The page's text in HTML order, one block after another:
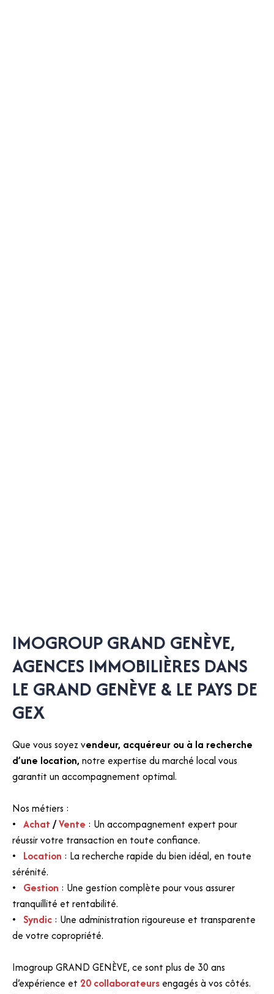
IMOGROUP GRAND GENÈVE,
AGENCES IMMOBILIÈRES DANS
LE GRAND GENÈVE & LE PAYS DE
GEX
Que vous soyez vendeur, acquéreur ou à la recherche
d’une location, notre expertise du marché local vous
garantit un accompagnement optimal.
Nos métiers :
Achat /Vente : Un accompagnement expert pour
réussir votre transaction en toute confiance.
Location : La recherche rapide du bien idéal, en toute
sérénité.
Gestion : Une gestion complète pour vous assurer
tranquillité et rentabilité.
Syndic : Une administration rigoureuse et transparente
de votre copropriété.
Imogroup GRAND GENÈVE, ce sont plus de 30 ans
d’expérience et 20 collaborateurs engagés à vos côtés.